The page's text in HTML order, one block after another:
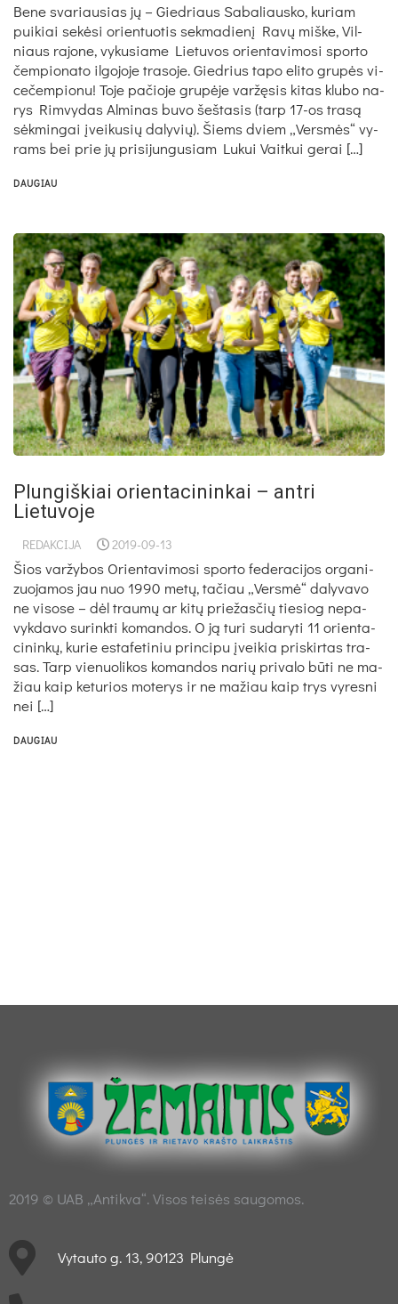
Be­ne sva­riau­sias jų – Gied­riaus Sa­ba­liaus­ko, ku­riam
pui­kiai se­kė­si orien­tuo­tis sek­ma­die­nį Ra­vų miš­ke, Vil­
niaus ra­jo­ne, vy­ku­sia­me Lie­tu­vos orien­ta­vi­mo­si spor­to
čem­pio­na­to il­go­jo­je tra­so­je. Gied­rius ta­po eli­to gru­pės vi­
ce­čem­pio­nu! To­je pa­čio­je gru­pė­je var­žę­sis ki­tas klu­bo na­
rys Rim­vy­das Al­mi­nas bu­vo šeš­ta­sis (tarp 17-os tra­są
sėk­min­gai įvei­ku­sių da­ly­vių). Šiems dviem „Vers­mės“ vy­
rams bei prie jų pri­si­jun­gu­siam Lu­kui Vait­kui ge­rai […]
DAUGIAU
Plungiškiai orientacininkai – antri
Lietuvoje
REDAKCIJA 2019-09-13
Šios var­žy­bos Orien­ta­vi­mo­si spor­to fe­de­ra­ci­jos or­ga­ni­
zuo­ja­mos jau nuo 1990 me­tų, ta­čiau „Vers­mė“ da­ly­va­vo
ne vi­so­se – dėl trau­mų ar ki­tų prie­žas­čių tie­siog ne­pa­
vyk­da­vo su­rink­ti ko­man­dos. O ją tu­ri su­da­ry­ti 11 orien­ta­
ci­nin­kų, ku­rie es­ta­fe­ti­niu prin­ci­pu įvei­kia pri­skir­tas tra­
sas. Tarp vie­nuo­li­kos ko­man­dos na­rių pri­va­lo bū­ti ne ma­
žiau kaip ke­tu­rios mo­te­rys ir ne ma­žiau kaip trys vy­res­ni
nei […]
DAUGIAU
2019 © UAB „Antikva“. Visos teisės saugomos.
Vytauto g. 13, 90123 Plungė